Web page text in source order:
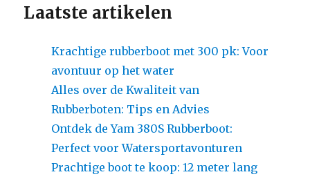
Laatste artikelen
Krachtige rubberboot met 300 pk: Voor
avontuur op het water
Alles over de Kwaliteit van
Rubberboten: Tips en Advies
Ontdek de Yam 380S Rubberboot:
Perfect voor Watersportavonturen
Prachtige boot te koop: 12 meter lang